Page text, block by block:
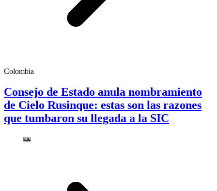
Colombia
Consejo de Estado anula nombramiento
de Cielo Rusinque: estas son las razones
que tumbaron su llegada a la SIC